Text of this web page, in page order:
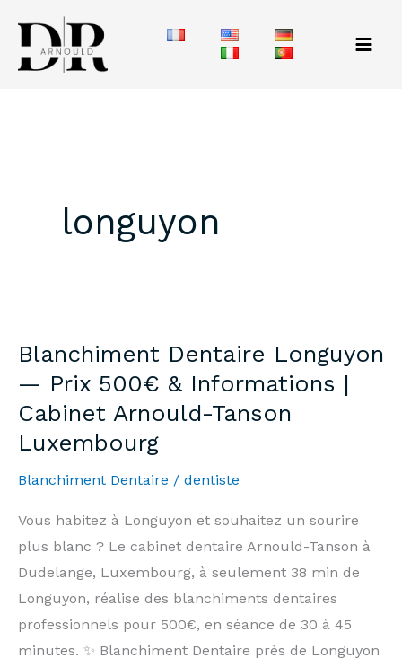
contenu
longuyon
Blanchiment Dentaire Longuyon
— Prix 500€ & Informations |
Cabinet Arnould-Tanson
Luxembourg
Blanchiment Dentaire / dentiste
Vous habitez à Longuyon et souhaitez un sourire
plus blanc ? Le cabinet dentaire Arnould-Tanson à
Dudelange, Luxembourg, à seulement 38 min de
Longuyon, réalise des blanchiments dentaires
professionnels pour 500€, en séance de 30 à 45
minutes. ✨ Blanchiment Dentaire près de Longuyon